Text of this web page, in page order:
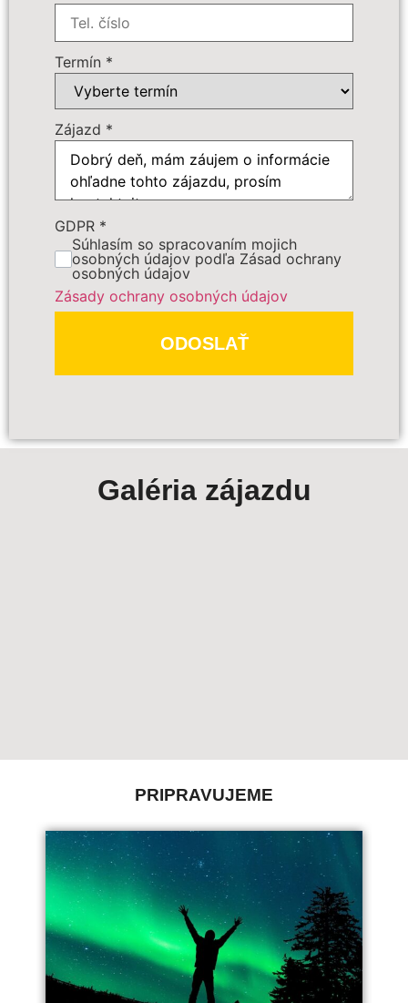
Termín *
Zájazd *
GDPR *
Súhlasím so spracovaním mojich
osobných údajov podľa Zásad ochrany
osobných údajov
Zásady ochrany osobných údajov
ODOSLAŤ
Cena zájazdu
Dôležité:
Galéria zájazdu
PRIPRAVUJEME